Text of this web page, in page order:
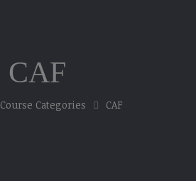
CAF
Course Categories CAF